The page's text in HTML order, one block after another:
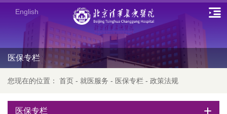
English
医保专栏
您现在的位置： 首页 - 就医服务 - 医保专栏 - 政策法规
医保专栏